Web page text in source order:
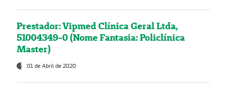
Prestador: Vipmed Clínica Geral Ltda,
51004349-0 (Nome Fantasia: Policlínica
Master)
01 de Abril de 2020